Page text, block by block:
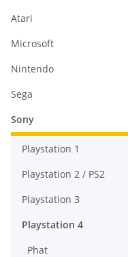
Atari
Microsoft
Nintendo
Sega
Sony
Playstation 1
Playstation 2 / PS2
Playstation 3
Playstation 4
Phat